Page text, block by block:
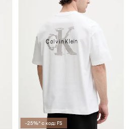
-25%* с код: FS